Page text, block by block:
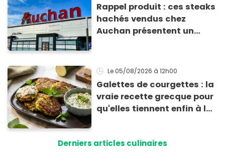
Rappel produit : ces steaks
hachés vendus chez
Auchan présentent un
Le 05/08/2026 à 12h00
Galettes de courgettes : la
vraie recette grecque pour
qu'elles tiennent enfin à la
Derniers articles culinaires